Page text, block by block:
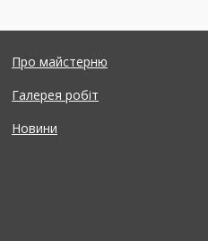
Про майстерню
Галерея робіт
Новини